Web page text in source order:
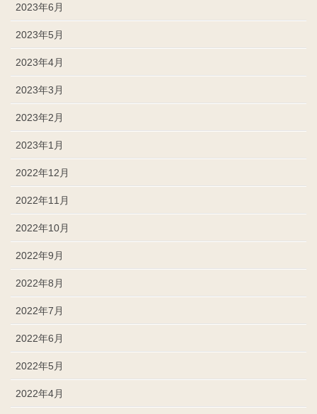
2023年6月
2023年5月
2023年4月
2023年3月
2023年2月
2023年1月
2022年12月
2022年11月
2022年10月
2022年9月
2022年8月
2022年7月
2022年6月
2022年5月
2022年4月